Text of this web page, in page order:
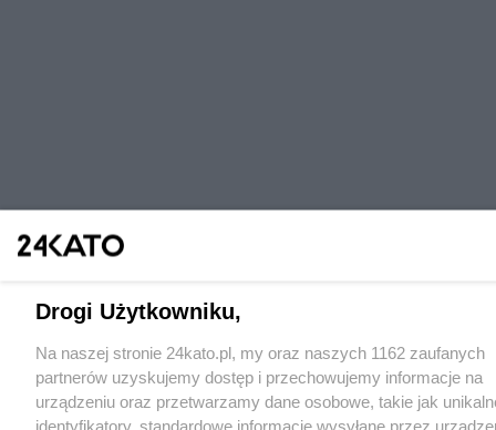
Drogi Użytkowniku,
Na naszej stronie 24kato.pl, my oraz naszych 1162 zaufanych
partnerów uzyskujemy dostęp i przechowujemy informacje na
urządzeniu oraz przetwarzamy dane osobowe, takie jak
identyfikatory, standardowe informacje wysyłane przez